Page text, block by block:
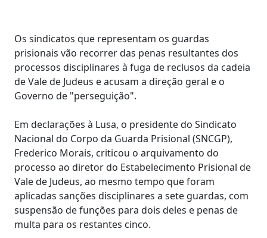
Os sindicatos que representam os guardas
prisionais vão recorrer das penas resultantes dos
processos disciplinares à fuga de reclusos da cadeia
de Vale de Judeus e acusam a direção geral e o
Governo de "perseguição".
Em declarações à Lusa, o presidente do Sindicato
Nacional do Corpo da Guarda Prisional (SNCGP),
Frederico Morais, criticou o arquivamento do
processo ao diretor do Estabelecimento Prisional de
Vale de Judeus, ao mesmo tempo que foram
aplicadas sanções disciplinares a sete guardas, com
suspensão de funções para dois deles e penas de
multa para os restantes cinco.